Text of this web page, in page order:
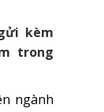
kèm
trong
ngành